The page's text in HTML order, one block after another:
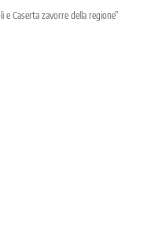
e Caserta zavorre della regione”